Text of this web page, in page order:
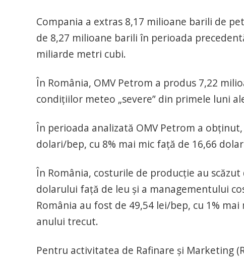
Compania a extras 8,17 milioane barili de
de 8,27 milioane barili în perioada
miliarde metri cubi.
În România, OMV Petrom a produs 7,22
condiţiilor meteo „severe” din primele luni
În perioada analizată OMV Petrom a
dolari/bep, cu 8% mai mic faţă de 16,66
În România, costurile de producţie au
dolarului faţă de leu şi a managementului
România au fost de 49,54 lei/bep, cu 1%
anului trecut.
Pentru activitatea de Rafinare şi Marketing